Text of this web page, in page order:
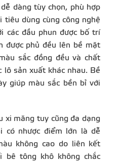
dàng tùy chọn, phù hợp
tiêu dùng cùng công nghệ
các đầu phun được bố trí
được phủ đều lên bề mặt
sắc đồng đều và chất
lô sản xuất khác nhau. Bề
giúp màu sắc bền bỉ với
xi măng tuy cũng đa dạng
có nhược điểm lớn là dễ
không cao do liên kết
bê tông khô không chắc